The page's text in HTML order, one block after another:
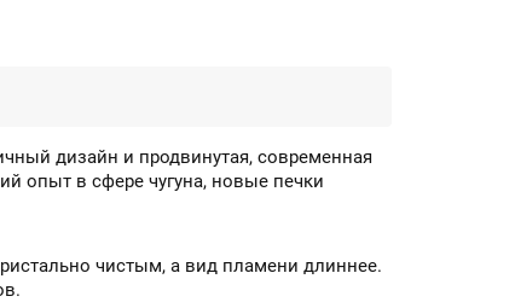
дизайн и продвинутая, современная
опыт в сфере чугуна, новые печки
чистым, а вид пламени длиннее.